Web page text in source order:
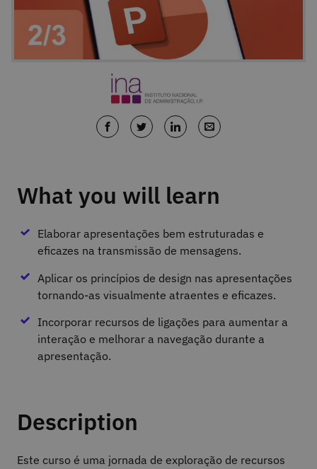
What you will learn
Elaborar apresentações bem estruturadas e
eficazes na transmissão de mensagens.
Aplicar os princípios de design nas apresentações
tornando-as visualmente atraentes e eficazes.
Incorporar recursos de ligações para aumentar a
interação e melhorar a navegação durante a
apresentação.
Description
Este curso é uma jornada de exploração de recursos